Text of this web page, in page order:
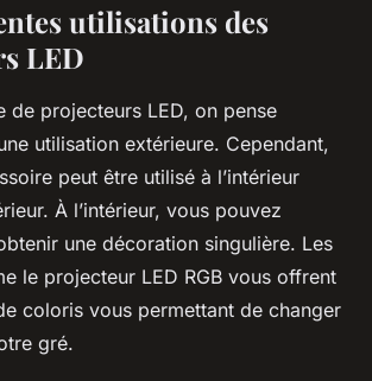
utilisations des
LED
de projecteurs LED, on pense
utilisation extérieure. Cependant,
peut être utilisé à l’intérieur
À l’intérieur, vous pouvez
une décoration singulière. Les
le projecteur LED RGB vous offrent
coloris vous permettant de changer
gré.